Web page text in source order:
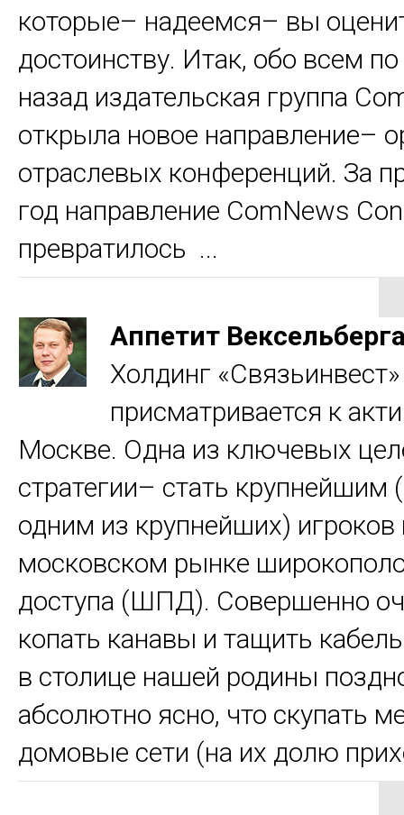
которые– надеемся– вы
достоинству. Итак, обо всем
назад издательская группа
открыла новое направление–
отраслевых конференций. За
год направление ComNews
превратилось ...
Аппетит
Холдинг
присматривается к
Москве. Одна из ключевых
стратегии– стать крупнейшим
одним из крупнейших) игроков
московском рынке
доступа (ШПД). Совершенно
копать канавы и тащить
в столице нашей родины
абсолютно ясно, что скупать
домовые сети (на их долю